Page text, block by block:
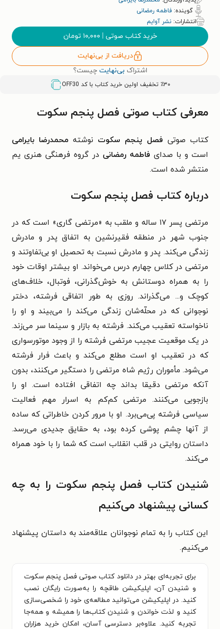
گوینده: فاطمه رمضانی
انتشارات: نشر آوایم
خرید کتاب صوتی | ۱۰,۰۰۰ تومان
دریافت از بی‌نهایت
اشتراک بی‌نهایت چیست؟
٪۳۰ تخفیف اولین خرید کتاب با کد OFF30
معرفی کتاب صوتی فصل پنجم سکوت
کتاب صوتی فصل پنجم سکوت نوشته محمدرضا بایرامی
است و با صدای فاطمه رمضانی در گروه فرهنگی هنری یم
منتشر شده است.
درباره کتاب فصل پنجم سکوت
مرتضی پسر ۱۷ ساله و ملقب به «مرتضی گاری» است که در
جنوب شهر در منطقه فقیرنشین به اتفاق پدر و مادرش
زندگی می‌کند. پدر و مادرش نسبت به تحصیل او بی‌تفاوتند و
مرتضی در کلاس چهارم درس می‌خواند. او بیشتر اوقات خود
را به همراه دوستانش به خوش‌گذرانی، فوتبال، خلاف‌های
کوچک و... می‌گذراند. روزی به طور اتفاقی فرشته، دختر
نوجوانی که در محلّه‌شان زندگی می‌کند را می‌بیند و او را
ناخواسته تعقیب می‌کند. فرشته به بازار و سینما سر می‌زند.
در یک موقعیت عجیب مرتضی فرشته را از وجود موتورسواری
که در تعقیب او است مطلع می‌کند و باعث فرار فرشته
می‌شود. مأموران رژیم شاه مرتضی را دستگیر می‌کنند، بدون
آنکه مرتضی دقیقا بداند چه اتفاقی افتاده است. او را
بازجویی می‌کنند. مرتضی کم‌کم به اسرار مهم فعالیت
سیاسی فرشته پی‌می‌برد. او با مرور کردن خاطراتی که ساده
از آنها چشم پوشی کرده بود، به حقایق جدیدی می‌رسد.
داستان روایتی در قلب انقلاب است که شما را با خود همراه
می‌کند.
شنیدن کتاب فصل پنجم سکوت را به چه
کسانی پیشنهاد می‌کنیم
این کتاب را به تمام نوجوانان علاقه‌مند به داستان پیشنهاد
می‌کنیم.
برای تجربه‌ای بهتر در دانلود کتاب صوتی فصل پنجم سکوت
و شنیدن آن، اپلیکیشن طاقچه را به‌صورت رایگان نصب
کنید. در اپلیکیشن می‌توانید مطالعه‌ی خود را شخصی‌سازی
کنید و لذت خواندن و شنیدن کتاب‌ها را همیشه و همه‌جا
تجربه کنید. علاوه‌بر دسترسی آسان، امکان خرید هزاران